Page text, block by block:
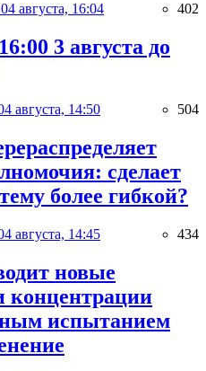
04 августа, 16:04 402
3 августа до
августа, 14:50 504
сделает
более гибкой?
августа, 14:45 434
новые
концентрации
испытанием